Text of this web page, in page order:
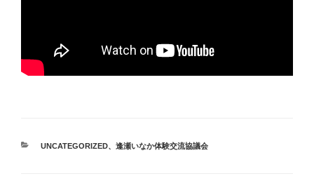
カ
UNCATEGORIZED、 逢瀬いなか体験交流協議会